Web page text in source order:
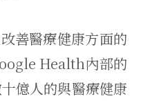
善醫療健康方面的
Health內部的
億人的與醫療健康